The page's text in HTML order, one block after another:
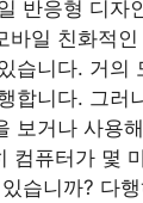
반응형 디자
바일 친화적
습니다. 거의
합니다. 그러
보거나 사용
컴퓨터가 몇
습니까? 다